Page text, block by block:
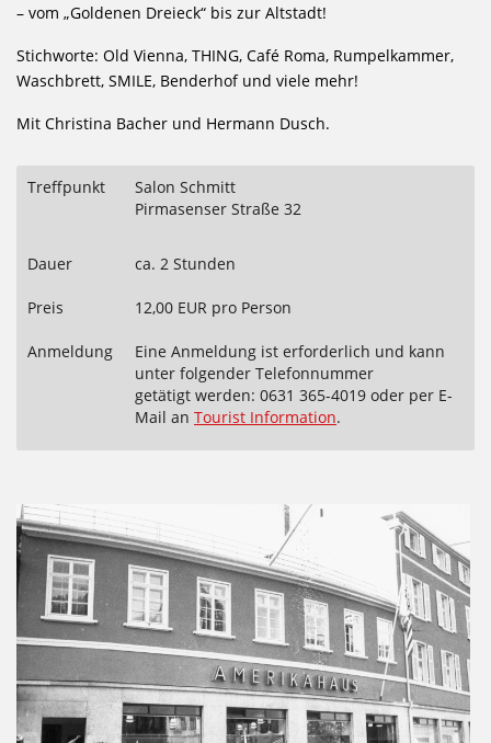
– vom „Goldenen Dreieck“ bis zur Altstadt!
Stichworte: Old Vienna, THING, Café Roma, Rumpelkammer,
Waschbrett, SMILE, Benderhof und viele mehr!
Mit Christina Bacher und Hermann Dusch.
Treffpunkt
Salon Schmitt
Pirmasenser Straße 32
Dauer ca. 2 Stunden
Preis 12,00 EUR pro Person
Anmeldung
Eine Anmeldung ist erforderlich und kann
unter folgender Telefonnummer
getätigt werden: 0631 365-4019 oder per E-
Mail an Tourist Information.